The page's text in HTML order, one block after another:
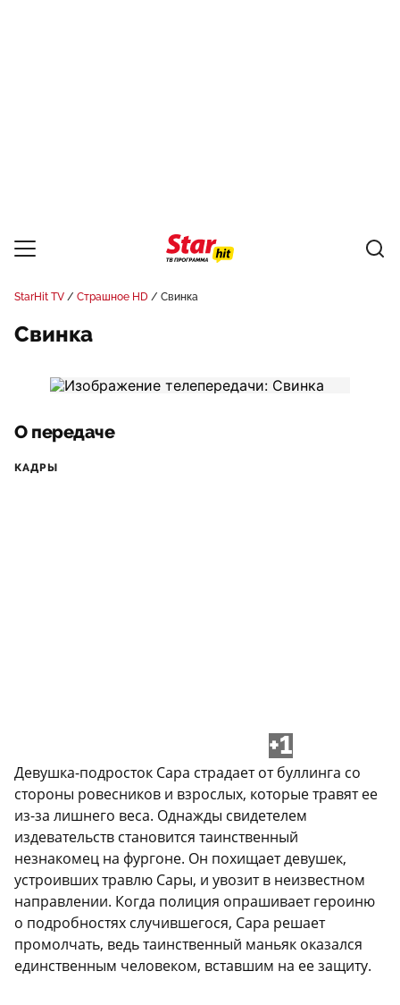
StarHit TV Страшное HD Свинка
Свинка
О передаче
КАДРЫ
+1
Девушка-подросток Сара страдает от буллинга со
стороны ровесников и взрослых, которые травят ее
из-за лишнего веса. Однажды свидетелем
издевательств становится таинственный
незнакомец на фургоне. Он похищает девушек,
устроивших травлю Сары, и увозит в неизвестном
направлении. Когда полиция опрашивает героиню
о подробностях случившегося, Сара решает
промолчать, ведь таинственный маньяк оказался
единственным человеком, вставшим на ее защиту.